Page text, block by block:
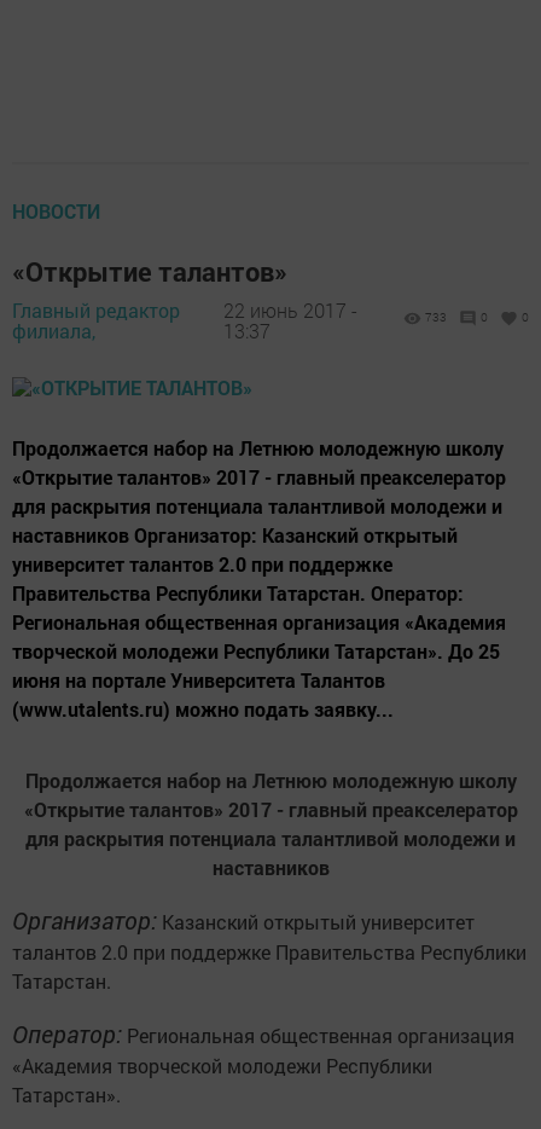
НОВОСТИ
«Открытие талантов»
Главный редактор
филиала,
22 июнь 2017 -
13:37
733 0 0
Продолжается набор на Летнюю молодежную школу
«Открытие талантов» 2017 - главный преакселератор
для раскрытия потенциала талантливой молодежи и
наставников Организатор: Казанский открытый
университет талантов 2.0 при поддержке
Правительства Республики Татарстан. Оператор:
Региональная общественная организация «Академия
творческой молодежи Республики Татарстан». До 25
июня на портале Университета Талантов
(www.utalents.ru) можно подать заявку...
Продолжается набор на Летнюю молодежную школу
«Открытие талантов» 2017 - главный преакселератор
для раскрытия потенциала талантливой молодежи и
наставников
Организатор: Казанский открытый университет
талантов 2.0 при поддержке Правительства Республики
Татарстан.
Оператор: Региональная общественная организация
«Академия творческой молодежи Республики
Татарстан».